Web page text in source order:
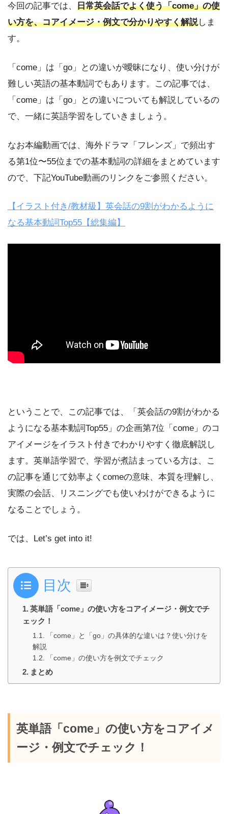
今回の記事では、 日常英会話でよく使う「come」の使
い方を、コアイメージ・例文で分かりやすく解説しま
す。
「come」は「go」との違いが曖昧になり、使い分けが
難しい英語の基本動詞でもあります。この記事では、
「come」は「go」との違いについても解説しているの
で、一緒に英語学習をしていきましょう。
なお本編動画では、海外ドラマ「フレンズ」で頻出す
る第1位〜55位までの基本動詞の詳細をまとめています
ので、下記YouTube動画のリンクをご参照ください。
【イラスト付き/教材級】英会話の9割がわかるように
なる基本動詞Top55【総集編】
ということで、この記事では、「英会話の9割がわかる
ようになる基本動詞Top55」の企画第7位「come」のコ
アイメージをイラスト付きでわかりやすく徹底解説し
ます。英単語学習で、学習が煮詰まっている方は、こ
の記事を通じて効率よくcomeの意味、本質を理解し、
実際の会話、リスニングでも使いわけができるように
なることでしょう。
では、Let’s get into it!
目次
英単語「come」の使い方をコアイメージ・例文でチ
ェック！
「come」と「go」の具体的な違いは？使い分けを
解説
「come」の使い方を例文でチェック
まとめ
英単語「come」の使い方をコアイメ
ージ・例文でチェック！